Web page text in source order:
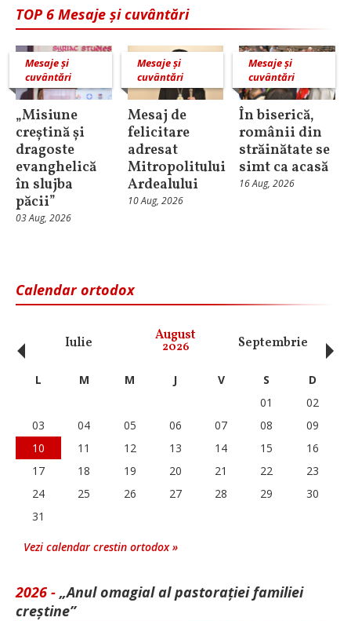
TOP 6 Mesaje și cuvântări
Mesaje și
cuvântări
„Misiune
creștină și
dragoste
evanghelică
în slujba
păcii”
03 Aug, 2026
Mesaje și
cuvântări
Mesaj de
felicitare
adresat
Mitropolitului
Ardealului
10 Aug, 2026
Mesaje și
cuvântări
În biserică,
românii din
străinătate se
simt ca acasă
16 Aug, 2026
Calendar ortodox
Iulie August
2026 Septembrie
‹ L M M J V S
D
01
02
03
04 05 06 07 08
09
10
11 12 13 14 15
16
17
18 19 20 21 22
23
24
25 26 27 28 29
30
31
Vezi calendar crestin ortodox »
2026 - „Anul omagial al pastorației familiei
creștine”